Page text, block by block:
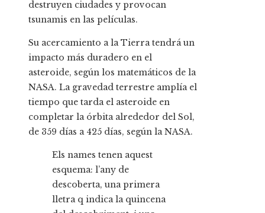
destruyen ciudades y provocan
tsunamis en las películas.
Su acercamiento a la Tierra tendrá un
impacto más duradero en el
asteroide, según los matemáticos de la
NASA. La gravedad terrestre amplía el
tiempo que tarda el asteroide en
completar la órbita alrededor del Sol,
de 359 días a 425 días, según la NASA.
Els names tenen aquest
esquema: l’any de
descoberta, una primera
lletra q indica la quincena